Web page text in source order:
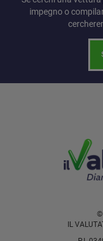
impegno o
©
IL